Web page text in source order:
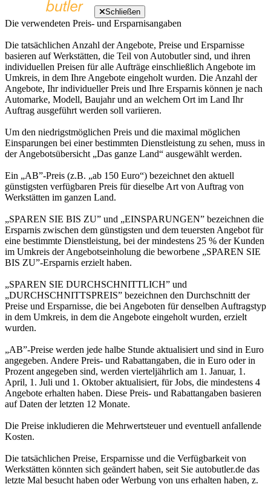
Schließen
Die verwendeten Preis- und Ersparnisangaben
Die tatsächlichen Anzahl der Angebote, Preise und Ersparnisse
basieren auf Werkstätten, die Teil von Autobutler sind, und ihren
individuellen Preisen für alle Aufträge einschließlich Angebote im
Umkreis, in dem Ihre Angebote eingeholt wurden. Die Anzahl der
Angebote, Ihr individueller Preis und Ihre Ersparnis können je nach
Automarke, Modell, Baujahr und an welchem Ort im Land Ihr
Auftrag ausgeführt werden soll variieren.
Um den niedrigstmöglichen Preis und die maximal möglichen
Einsparungen bei einer bestimmten Dienstleistung zu sehen, muss in
der Angebotsübersicht „Das ganze Land“ ausgewählt werden.
Ein „AB”-Preis (z.B. „ab 150 Euro“) bezeichnet den aktuell
günstigsten verfügbaren Preis für dieselbe Art von Auftrag von
Werkstätten im ganzen Land.
„SPAREN SIE BIS ZU” und „EINSPARUNGEN” bezeichnen die
Ersparnis zwischen dem günstigsten und dem teuersten Angebot für
eine bestimmte Dienstleistung, bei der mindestens 25 % der Kunden
im Umkreis der Angebotseinholung die beworbene „SPAREN SIE
BIS ZU”-Ersparnis erzielt haben.
„SPAREN SIE DURCHSCHNITTLICH” und
„DURCHSCHNITTSPREIS” bezeichnen den Durchschnitt der
Preise und Ersparnisse, die bei Angeboten für denselben Auftragstyp
in dem Umkreis, in dem die Angebote eingeholt wurden, erzielt
wurden.
„AB”-Preise werden jede halbe Stunde aktualisiert und sind in Euro
angegeben. Andere Preis- und Rabattangaben, die in Euro oder in
Prozent angegeben sind, werden vierteljährlich am 1. Januar, 1.
April, 1. Juli und 1. Oktober aktualisiert, für Jobs, die mindestens 4
Angebote erhalten haben. Diese Preis- und Rabattangaben basieren
auf Daten der letzten 12 Monate.
Die Preise inkludieren die Mehrwertsteuer und eventuell anfallende
Kosten.
Die tatsächlichen Preise, Ersparnisse und die Verfügbarkeit von
Werkstätten könnten sich geändert haben, seit Sie autobutler.de das
letzte Mal besucht haben oder Werbung von uns erhalten haben, z.